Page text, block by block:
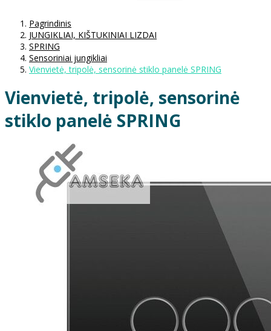
Pagrindinis
JUNGIKLIAI, KIŠTUKINIAI LIZDAI
SPRING
Sensoriniai jungikliai
Vienvietė, tripolė, sensorinė stiklo panelė SPRING
Vienvietė, tripolė, sensorinė
stiklo panelė SPRING